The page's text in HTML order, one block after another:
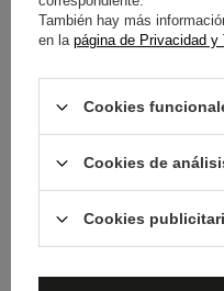
Color
También hay más
en la página de Privacidad y
Cookies
Cookies de
Cookies